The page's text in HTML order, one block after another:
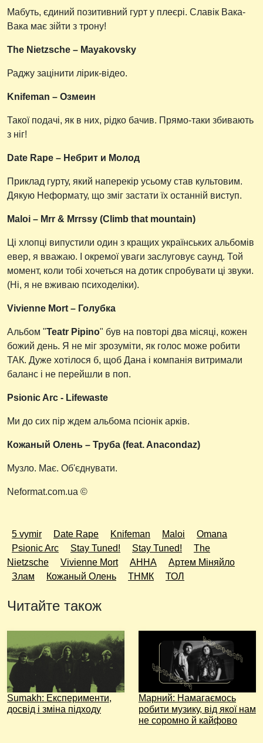
Мабуть, єдиний позитивний гурт у плеєрі. Славік Вака-
Вака має зійти з трону!
The Nietzsche – Mayakovsky
Раджу зацінити лірик-відео.
Knifeman – Озмеин
Такої подачі, як в них, рідко бачив. Прямо-таки збивають
з ніг!
Date Rape – Небрит и Молод
Приклад гурту, який наперекір усьому став культовим.
Дякую Неформату, що зміг застати їх останній виступ.
Maloi – Mrr & Mrrssy (Climb that mountain)
Ці хлопці випустили один з кращих українських альбомів
евер, я вважаю. І окремої уваги заслуговує саунд. Той
момент, коли тобі хочеться на дотик спробувати ці звуки.
(Ні, я не вживаю психоделіки).
Vivienne Mort – Голубка
Альбом "Teatr Pipino" був на повторі два місяці, кожен
божий день. Я не міг зрозуміти, як голос може робити
ТАК. Дуже хотілося б, щоб Дана і компанія витримали
баланс і не перейшли в поп.
Psionic Arc - Lifewaste
Ми до сих пір ждем альбома псіонік арків.
Кожаный Олень – Труба (feat. Anacondaz)
Музло. Має. Об'єднувати.
Neformat.com.ua ©
5 vymir Date Rape Knifeman Maloi
Omana
Psionic Arc
Stay Tuned! Stay Tuned!
The
Nietzsche
Vivienne Mort АННА
Артем Міняйло
Злам
Кожаный Олень ТНМК ТОЛ
Читайте також
Sumakh: Експерименти,
досвід і зміна підходу
Марний: Намагаємось
робити музику, від якої нам
не соромно й кайфово